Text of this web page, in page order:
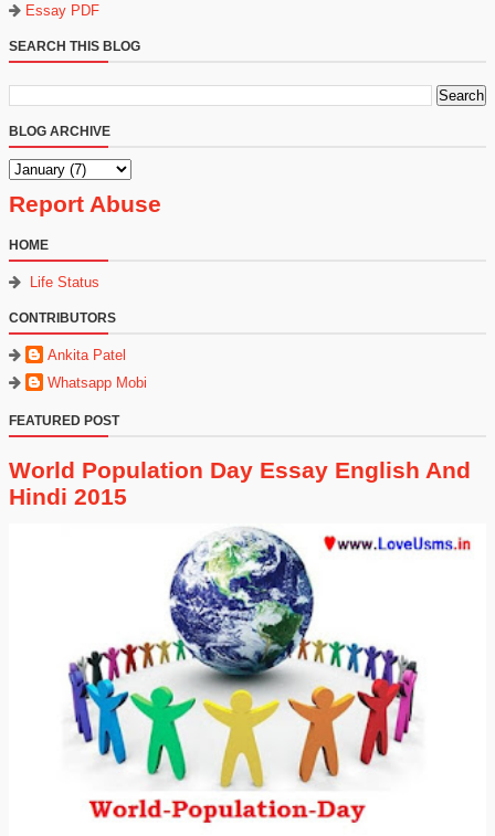
Essay PDF
SEARCH THIS BLOG
BLOG ARCHIVE
Report Abuse
HOME
Life Status
CONTRIBUTORS
Ankita Patel
Whatsapp Mobi
FEATURED POST
World Population Day Essay English And
Hindi 2015